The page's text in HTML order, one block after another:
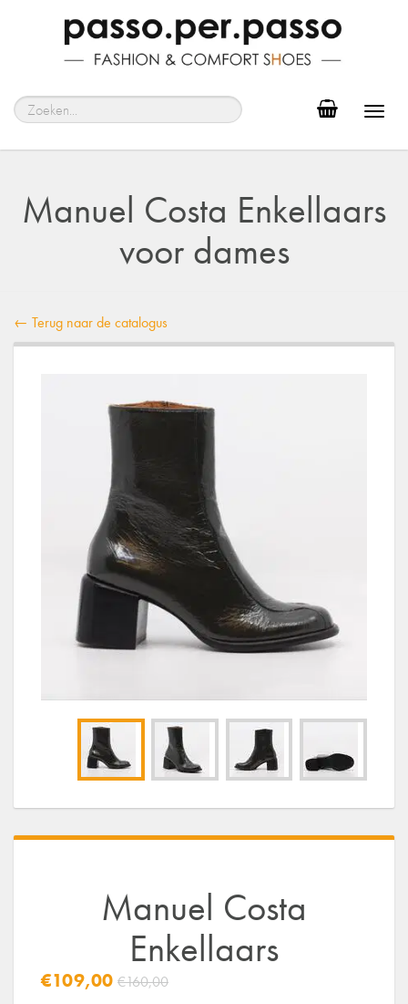
Manuel Costa Enkellaars
voor dames
← Terug naar de catalogus
Manuel Costa
Enkellaars
€109,00 €160,00